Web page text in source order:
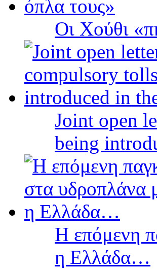
Οι Χούθι
Joint open
being
Η επόμενη
η Ελλάδα…